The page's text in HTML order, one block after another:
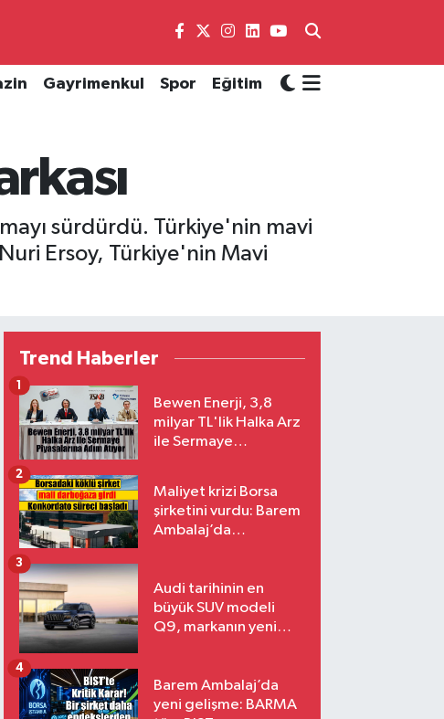
Gayrimenkul Spor Eğitim
sürdürdü. Türkiye'nin mavi
Ersoy, Türkiye'nin Mavi
Trend Haberler
Bewen Enerji, 3,8
milyar TL'lik Halka Arz
ile Sermaye
1
Maliyet krizi Borsa
şirketini vurdu: Barem
Ambalaj’da
2
Audi tarihinin en
büyük SUV modeli
Q9, markanın yeni
3
Barem Ambalaj’da
yeni gelişme: BARMA
4